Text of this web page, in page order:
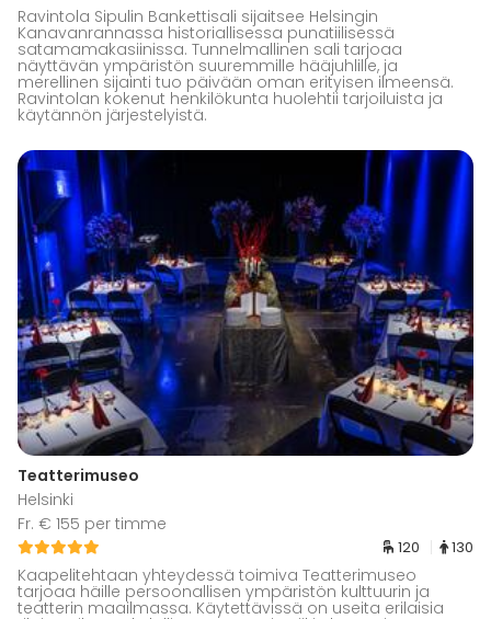
Ravintola Sipulin Bankettisali sijaitsee Helsingin
Kanavanrannassa historiallisessa punatiilisessä
satamamakasiinissa. Tunnelmallinen sali tarjoaa
näyttävän ympäristön suuremmille hääjuhlille, ja
merellinen sijainti tuo päivään oman erityisen ilmeensä.
Ravintolan kokenut henkilökunta huolehtii tarjoiluista ja
käytännön järjestelyistä.
Teatterimuseo
Helsinki
Fr. € 155 per timme
120 130
Kaapelitehtaan yhteydessä toimiva Teatterimuseo
tarjoaa häille persoonallisen ympäristön kulttuurin ja
teatterin maailmassa. Käytettävissä on useita erilaisia